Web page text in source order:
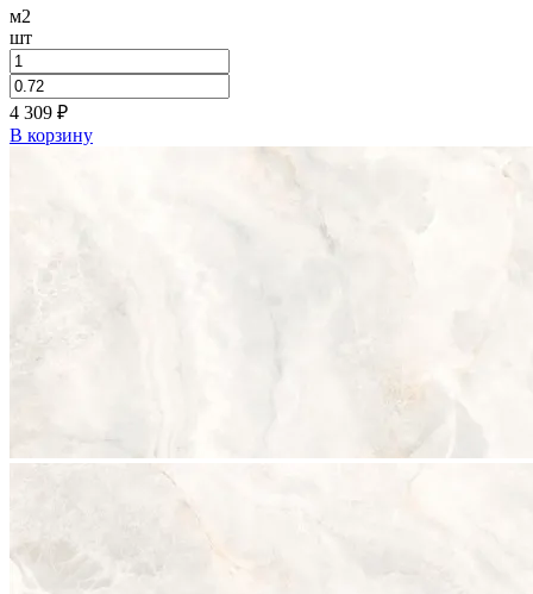
м2
шт
4 309 ₽
В корзину